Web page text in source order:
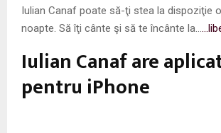
Iulian Canaf poate să-ţi stea la dispoziţie
noapte. Să îţi cânte şi să te încânte la…
Iulian Canaf are
pentru iPhone